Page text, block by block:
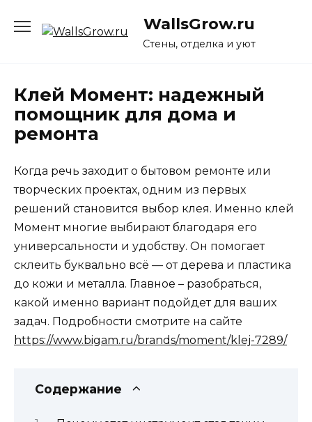
содержанию
WallsGrow.ru
Стены, отделка и уют
Клей Момент: надежный
помощник для дома и
ремонта
Когда речь заходит о бытовом ремонте или
творческих проектах, одним из первых
решений становится выбор клея. Именно клей
Момент многие выбирают благодаря его
универсальности и удобству. Он помогает
склеить буквально всё — от дерева и пластика
до кожи и металла. Главное – разобраться,
какой именно вариант подойдет для ваших
задач. Подробности смотрите на сайте
https://www.bigam.ru/brands/moment/klej-7289/
Содержание